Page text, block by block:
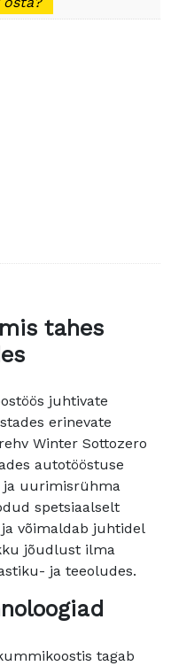
tahes
juhtivate
erinevate
Winter Sottozero
autotööstuse
ja uurimisrühma
spetsiaalselt
võimaldab juhtidel
jõudlust ilma
ja teeoludes.
tagab